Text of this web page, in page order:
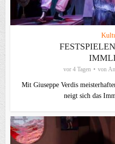
vor 4 Tagen von
Mit Giuseppe Verdis
neigt sich das